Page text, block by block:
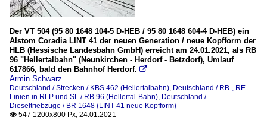
Der VT 504 (95 80 1648 104-5 D-HEB / 95 80 1648 604-4 D-HEB) ein
Alstom Coradia LINT 41 der neuen Generation / neue Kopfform der
HLB (Hessische Landesbahn GmbH) erreicht am 24.01.2021, als RB
96 "Hellertalbahn" (Neunkirchen - Herdorf - Betzdorf), Umlauf
617866, bald den Bahnhof Herdorf. 
Armin Schwarz
Deutschland / Strecken / KBS 462 (Hellertalbahn), Deutschland / RB-, RE-
Linien in RLP und SL / RB 96 (Hellertal-Bahn), Deutschland /
Dieseltriebzüge / BR 1648 (LINT 41 neue Kopfform)
 547 1200x800 Px, 24.01.2021